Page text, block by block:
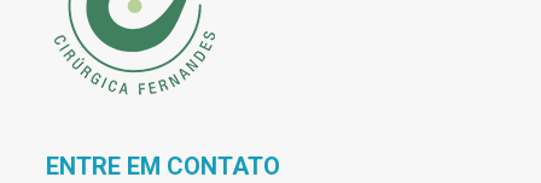
ENTRE EM CONTATO